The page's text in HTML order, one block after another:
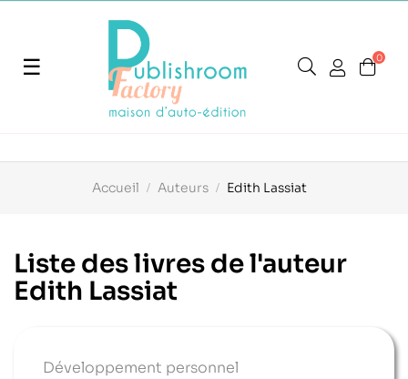
Basculer
navigation
☰ 0
Accueil Auteurs Edith Lassiat
Liste des livres de l'auteur
Edith Lassiat
Développement personnel